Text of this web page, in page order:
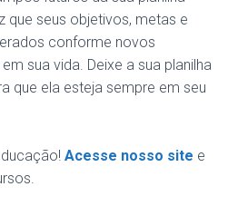
que seus objetivos, metas e
conforme novos
sua vida. Deixe a sua planilha
que ela esteja sempre em seu
Acesse nosso site e